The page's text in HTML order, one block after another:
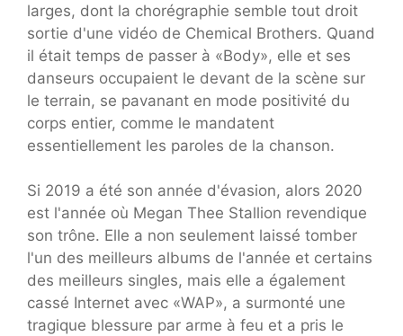
larges, dont la chorégraphie semble tout droit
sortie d'une vidéo de Chemical Brothers. Quand
il était temps de passer à «Body», elle et ses
danseurs occupaient le devant de la scène sur
le terrain, se pavanant en mode positivité du
corps entier, comme le mandatent
essentiellement les paroles de la chanson.
Si 2019 a été son année d'évasion, alors 2020
est l'année où Megan Thee Stallion revendique
son trône. Elle a non seulement laissé tomber
l'un des meilleurs albums de l'année et certains
des meilleurs singles, mais elle a également
cassé Internet avec «WAP», a surmonté une
tragique blessure par arme à feu et a pris le